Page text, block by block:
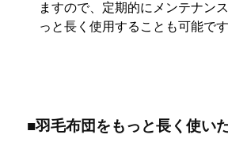
ますので、定期的にメンテナン
っと長く使用することも可能です
■羽毛布団をもっと長く使い